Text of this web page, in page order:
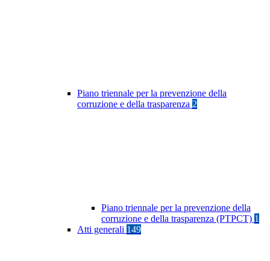
Piano triennale per la prevenzione della
corruzione e della trasparenza 2
Piano triennale per la prevenzione della
corruzione e della trasparenza (PTPCT) 1
Atti generali 149